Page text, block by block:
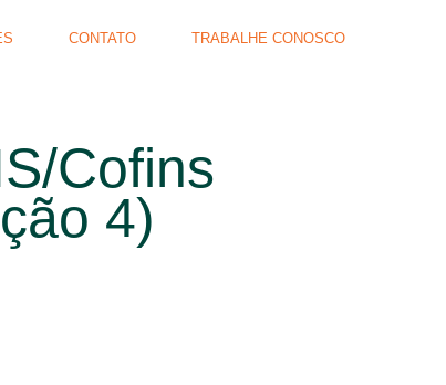
CONTATO TRABALHE CONOSCO
Cofins
4)